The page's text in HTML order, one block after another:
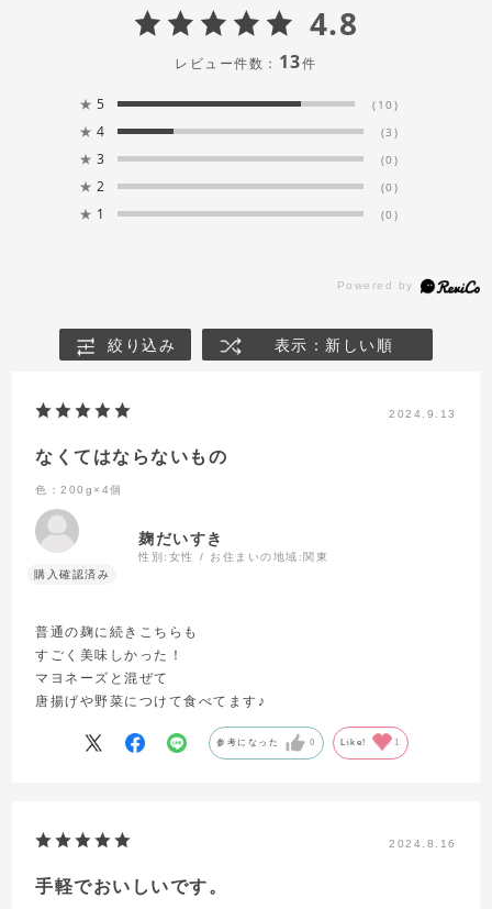
4.8
レビュー件数： 13件
★ 5 (10)
★ 4 (3)
★ 3 (0)
★ 2 (0)
★ 1 (0)
絞り込み 表示：新しい順
2024.9.13
なくてはならないもの
色：200g×4個
麹だいすき
性別: 女性 お住まいの地域: 関東
普通の麹に続きこちらも
すごく美味しかった！
マヨネーズと混ぜて
唐揚げや野菜につけて食べてます♪
参考になった 0 Like! 1
2024.8.16
手軽でおいしいです。